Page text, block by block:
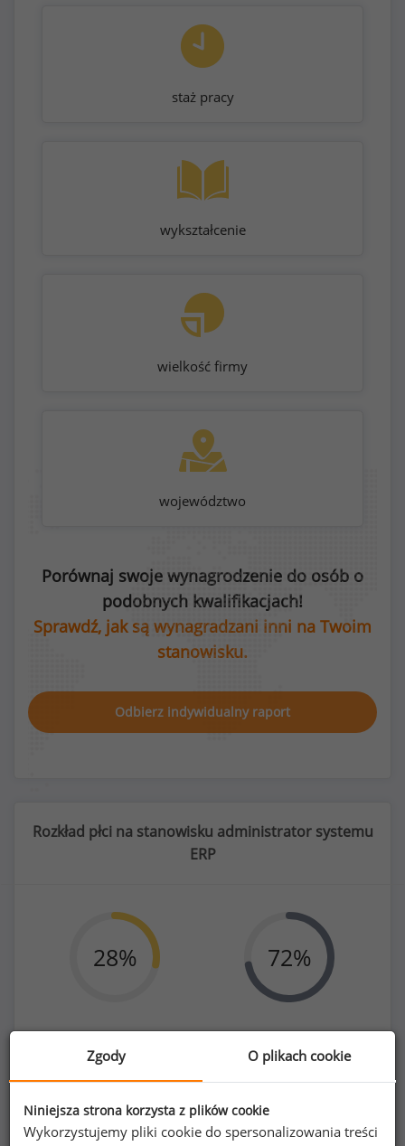
staż pracy
wykształcenie
wielkość firmy
województwo
Porównaj swoje wynagrodzenie do osób o
podobnych kwalifikacjach!
Sprawdź, jak są wynagradzani inni na Twoim
stanowisku.
Odbierz indywidualny raport
Rozkład płci na stanowisku administrator systemu
ERP
28%
Kobiety
53
72%
Mężczyźni
134
Zgody O plikach cookie
Niniejsza strona korzysta z plików cookie
Wykorzystujemy pliki cookie do spersonalizowania treści